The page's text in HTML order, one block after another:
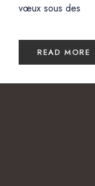
vœux sous des
READ MORE